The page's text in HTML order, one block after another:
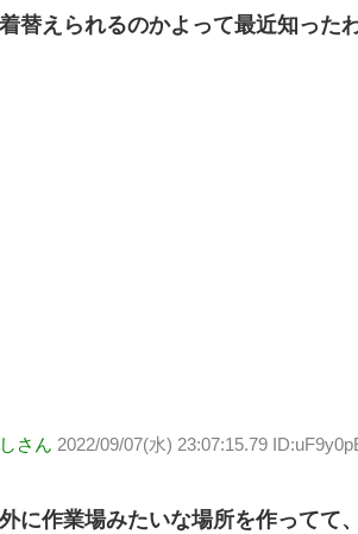
替えられるのかよって最近知った
さん 2022/09/07(水) 23:07:15.79
に作業場みたいな場所を作ってて